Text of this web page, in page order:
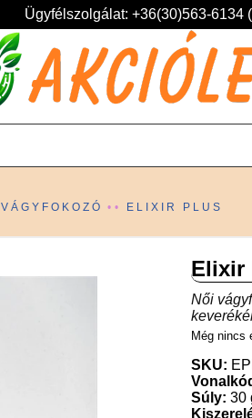
Ügyfélszolgálat: +36(30)563-6134
VÁGYFOKOZÓ ELIXIR PLUS
Elixir
Női
Még nincs
SKU:
Súly: 30